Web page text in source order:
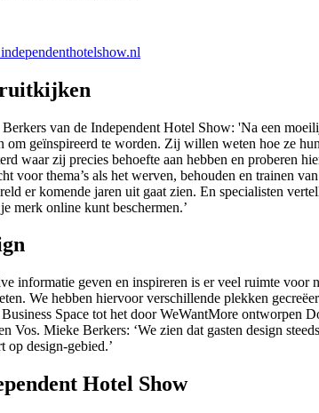
van de Independent Hotel Show: 'Na een
om geïnspireerd te worden. Zij willen weten hoe ze
waar zij precies behoefte aan hebben en proberen
voor thema’s als het werven, behouden en trainen
er komende jaren uit gaat zien. En specialisten
merk online kunt beschermen.’
informatie geven en inspireren is er veel ruimte
We hebben hiervoor verschillende plekken
Space tot het door WeWantMore
Vos. Mieke Berkers: ‘We zien dat gasten design
op design-gebied.’
Hotel Show